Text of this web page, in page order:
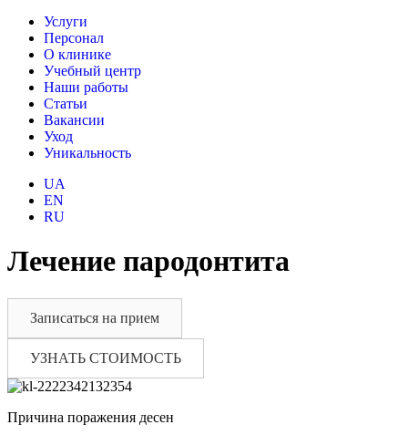
Услуги
Персонал
О клинике
Учебный центр
Наши работы
Статьи
Вакансии
Уход
Уникальность
UA
EN
RU
Лечение пародонтита
Записаться на прием
УЗНАТЬ СТОИМОСТЬ
Причина поражения десен